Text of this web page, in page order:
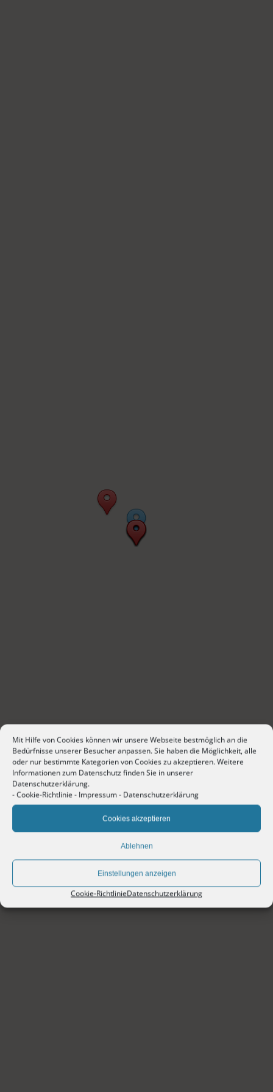
Mit Hilfe von Cookies können wir unsere Webseite bestmöglich an die
Bedürfnisse unserer Besucher anpassen. Sie haben die Möglichkeit, alle
oder nur bestimmte Kategorien von Cookies zu akzeptieren. Weitere
Informationen zum Datenschutz finden Sie in unserer
Datenschutzerklärung.
-Cookie-Richtlinie- Impressum- Datenschutzerklärung
Cookies akzeptieren
Ablehnen
Einstellungen anzeigen
Cookie-RichtlinieDatenschutzerklärung